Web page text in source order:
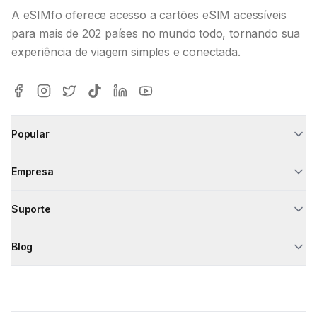
A eSIMfo oferece acesso a cartões eSIM acessíveis
para mais de 202 países no mundo todo, tornando sua
experiência de viagem simples e conectada.
Popular
Empresa
Suporte
Blog